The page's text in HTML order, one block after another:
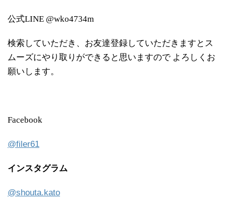
公式LINE @wko4734m
検索していただき、お友達登録していただきますとス
ムーズにやり取りができると思いますので よろしくお
願いします。
Facebook
@filer61
インスタグラム
@shouta.kato